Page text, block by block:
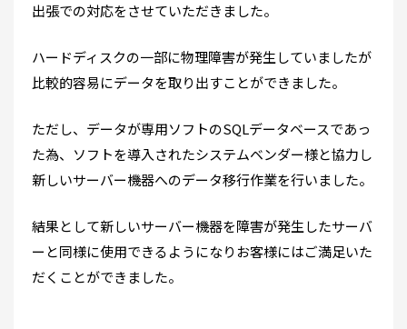
出張での対応をさせていただきました。
ハードディスクの一部に物理障害が発生していましたが
比較的容易にデータを取り出すことができました。
ただし、データが専用ソフトのSQLデータベースであっ
た為、ソフトを導入されたシステムベンダー様と協力し
新しいサーバー機器へのデータ移行作業を行いました。
結果として新しいサーバー機器を障害が発生したサーバ
ーと同様に使用できるようになりお客様にはご満足いた
だくことができました。